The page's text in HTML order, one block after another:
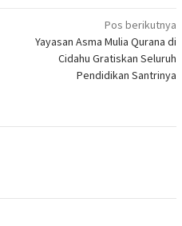
Pos berikutnya
Yayasan Asma Mulia Qurana di
Cidahu Gratiskan Seluruh
Pendidikan Santrinya